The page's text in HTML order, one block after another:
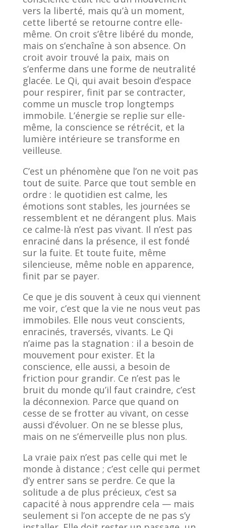
vers la liberté, mais qu’à un moment,
cette liberté se retourne contre elle-
même. On croit s’être libéré du monde,
mais on s’enchaîne à son absence. On
croit avoir trouvé la paix, mais on
s’enferme dans une forme de neutralité
glacée. Le Qi, qui avait besoin d’espace
pour respirer, finit par se contracter,
comme un muscle trop longtemps
immobile. L’énergie se replie sur elle-
même, la conscience se rétrécit, et la
lumière intérieure se transforme en
veilleuse.
C’est un phénomène que l’on ne voit pas
tout de suite. Parce que tout semble en
ordre : le quotidien est calme, les
émotions sont stables, les journées se
ressemblent et ne dérangent plus. Mais
ce calme-là n’est pas vivant. Il n’est pas
enraciné dans la présence, il est fondé
sur la fuite. Et toute fuite, même
silencieuse, même noble en apparence,
finit par se payer.
Ce que je dis souvent à ceux qui viennent
me voir, c’est que la vie ne nous veut pas
immobiles. Elle nous veut conscients,
enracinés, traversés, vivants. Le Qi
n’aime pas la stagnation : il a besoin de
mouvement pour exister. Et la
conscience, elle aussi, a besoin de
friction pour grandir. Ce n’est pas le
bruit du monde qu’il faut craindre, c’est
la déconnexion. Parce que quand on
cesse de se frotter au vivant, on cesse
aussi d’évoluer. On ne se blesse plus,
mais on ne s’émerveille plus non plus.
La vraie paix n’est pas celle qui met le
monde à distance ; c’est celle qui permet
d’y entrer sans se perdre. Ce que la
solitude a de plus précieux, c’est sa
capacité à nous apprendre cela — mais
seulement si l’on accepte de ne pas s’y